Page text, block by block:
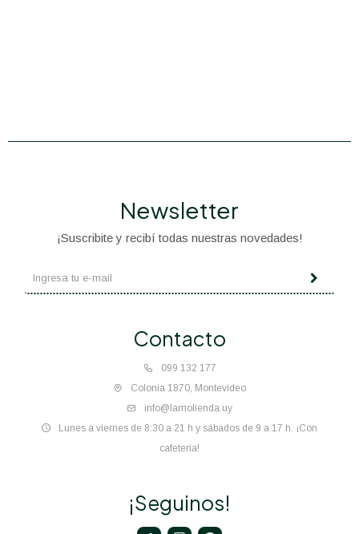
Contacto
099 132 177
Colonia 1870, Montevideo
info@lamolienda.uy
Lunes a viernes de 8:30 a 21 h y sábados de 9 a 17 h. ¡Con
cafetería!
Newsletter
¡Suscribite y recibí todas nuestras novedades!
¡Seguinos!